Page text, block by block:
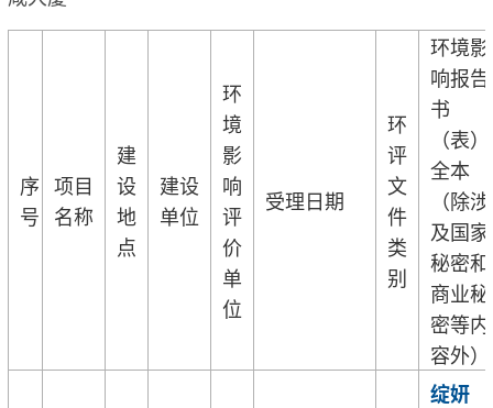
序
号
项目
名称
建
设
地
点
建设
单位
环
境
影
响
评
价
单
位
受理日期
环
评
文
件
类
别
环境影
响报告
书
（表）
全本
（除涉
及国家
秘密和
商业秘
密等内
容外）
绽妍